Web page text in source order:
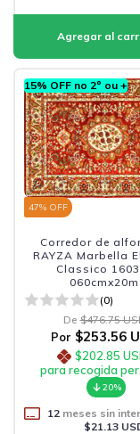
15% OFF no 2º ou +
47% OFF
Corredor de
RAYZA Marbella
Classico
060cmx20m
(0)
De $476.75
Por $253.56
$202.85
para recogida
20%
12meses sin
$21.13